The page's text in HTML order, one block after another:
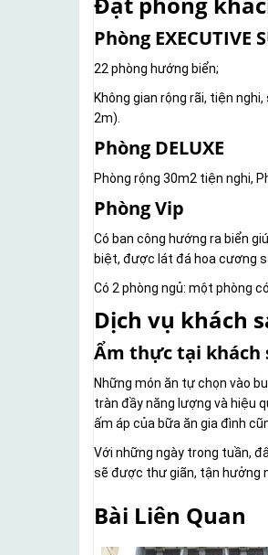
Phòng EXECUTIVE
22 phòng hướng biển;
Không gian rộng rãi, tiện
2m).
Phòng DELUXE
Phòng rộng 30m2 tiện nghi,
Phòng Vip
Có ban công hướng ra biển
biệt, được lát đá hoa cương
Có 2 phòng ngủ: một phòng
Dịch vụ khách
Ẩm thực tại khách
Những món ăn tự chọn vào
tràn đầy năng lượng và hiệu
ấm áp của bữa ăn gia đình
Với những ngày trong tuần,
sẽ được thư giãn, tận hưởng
Bài Liên Quan